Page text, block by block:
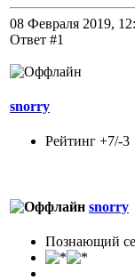
08 Февраля 2019,
Ответ #1
snorry
Рейтинг +7/-3
snorry
Познающий